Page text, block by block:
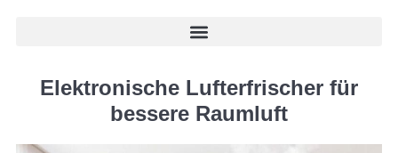
Elektronische Lufterfrischer für
bessere Raumluft